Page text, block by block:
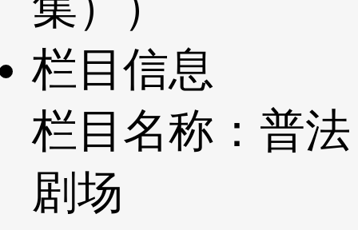
栏目信息
栏目名称：普法
剧场